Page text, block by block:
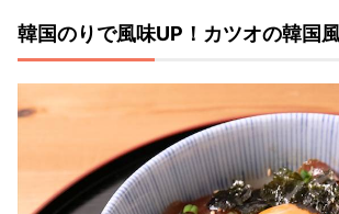
韓国のりで風味UP！カツオの韓国